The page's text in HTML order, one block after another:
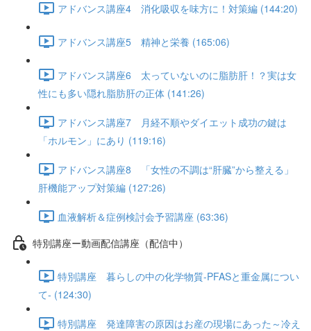
アドバンス講座4 消化吸収を味方に！対策編 (144:20)
アドバンス講座5 精神と栄養 (165:06)
アドバンス講座6 太っていないのに脂肪肝！？実は女
性にも多い隠れ脂肪肝の正体 (141:26)
アドバンス講座7 月経不順やダイエット成功の鍵は
「ホルモン」にあり (119:16)
アドバンス講座8 「女性の不調は“肝臓”から整える」
肝機能アップ対策編 (127:26)
血液解析＆症例検討会予習講座 (63:36)
特別講座ー動画配信講座（配信中）
特別講座 暮らしの中の化学物質-PFASと重金属につい
て- (124:30)
特別講座 発達障害の原因はお産の現場にあった～冷え